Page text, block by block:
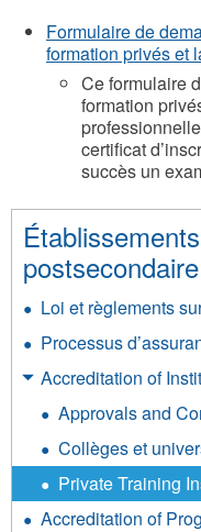
Formulaire de
formation privés et
Ce formulaire
formation
certificat
succès un
Loi et règlements
Processus
Accreditation of
Approvals and
Collèges et
Private Training
Accreditation of